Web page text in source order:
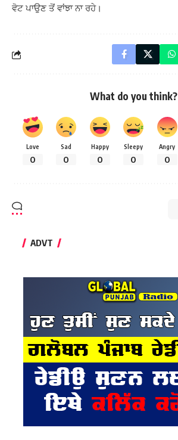
ਵੋਟ ਪਾਉਣ ਤੋਂ ਵਾਂਝਾ ਨਾ ਰਹੇ।
What do you think?
Love
0
Sad
0
Happy
0
Sleepy
0
Angry
0
ADVT